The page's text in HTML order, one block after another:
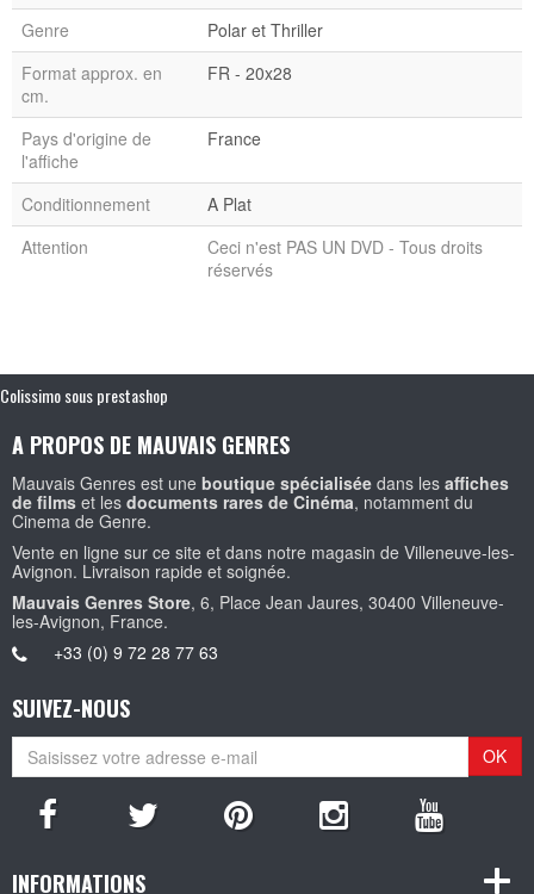
Genre
Polar et Thriller
Format approx. en
cm.
FR - 20x28
Pays d'origine de
l'affiche
France
Conditionnement
A Plat
Attention
Ceci n'est PAS UN DVD - Tous droits
réservés
Colissimo sous prestashop
A PROPOS DE MAUVAIS GENRES
Mauvais Genres est une boutique spécialisée dans les affiches
de films et les documents rares de Cinéma, notamment du
Cinema de Genre.
Vente en ligne sur ce site et dans notre magasin de Villeneuve-les-
Avignon. Livraison rapide et soignée.
Mauvais Genres Store, 6, Place Jean Jaures, 30400 Villeneuve-
les-Avignon, France.
+33 (0) 9 72 28 77 63
SUIVEZ-NOUS
OK
INFORMATIONS